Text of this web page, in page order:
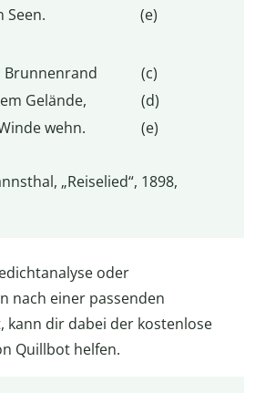
Seen. (e)
(c)
Gelände,
(d)
wehn.
(e)
„Reiselied“, 1898,
oder
nach einer passenden
kann dir dabei der kostenlose
Quillbot helfen.